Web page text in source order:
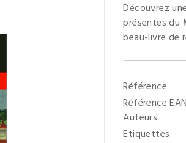
Découvrez
présentes du
beau-livre de
Référence
Référence EAN
Auteurs
Etiquettes